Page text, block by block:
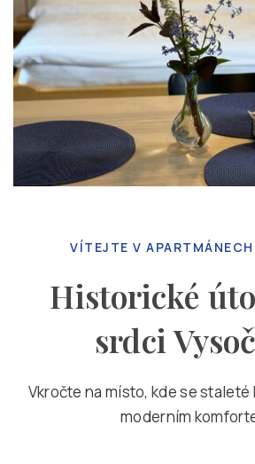
VÍTEJTE V APARTMÁNECH
Historické
srdci
Vkročte na místo, kde se staleté
moderním